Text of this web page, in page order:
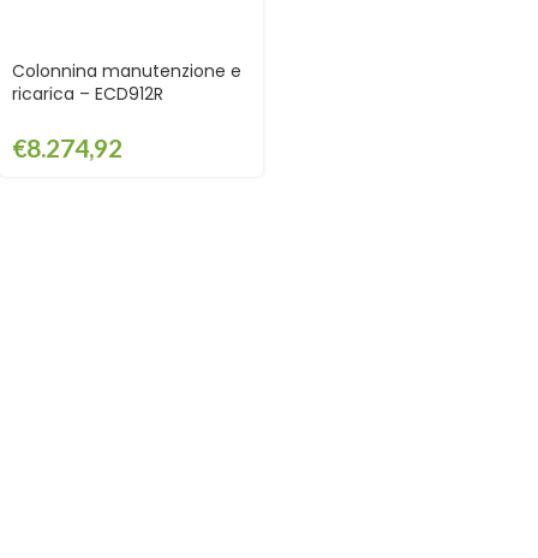
Colonnina manutenzione e
ricarica – ECD912R
€8.274,92